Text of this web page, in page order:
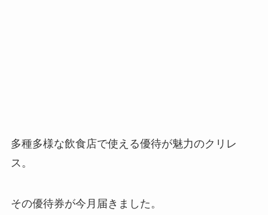
多種多様な飲食店で使える優待が魅力のクリレ
ス。
その優待券が今月届きました。